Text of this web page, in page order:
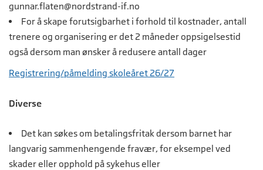
gunnar.flaten@nordstrand-if.no
For å skape forutsigbarhet i forhold til kostnader, antall
trenere og organisering er det 2 måneder oppsigelsestid
også dersom man ønsker å redusere antall dager
Registrering/påmelding skoleåret 26/27
Diverse
Det kan søkes om betalingsfritak dersom barnet har
langvarig sammenhengende fravær, for eksempel ved
skader eller opphold på sykehus eller